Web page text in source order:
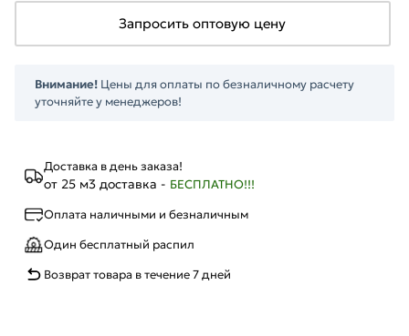
Доставка в день заказа!
от 25 м3 доставка - БЕСПЛАТНО!!!
Оплата наличными и безналичным
Один бесплатный распил
Возврат товара в течение 7 дней
Запросить оптовую цену
Внимание! Цены для оплаты по безналичному расчету
уточняйте у менеджеров!